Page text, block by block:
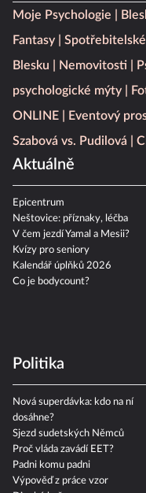
Moje Psychologie
Fantasy
Blesku
Nemovitosti
psychologické mýty
ONLINE
Eventový
Szabová vs. Pudilová
Aktuálně
Epicentrum
Neštovice: příznaky, léčba
V čem jezdí Yamal a Mesii?
Kvízy pro seniory
Kalendář úplňků 2026
Co je bodycount?
Politika
Nová superdávka: kdo na ní
dosáhne?
Sjezd sudetských Němců
Proč vláda zavádí EET?
Padni komu padni
Výpověď z práce vzor